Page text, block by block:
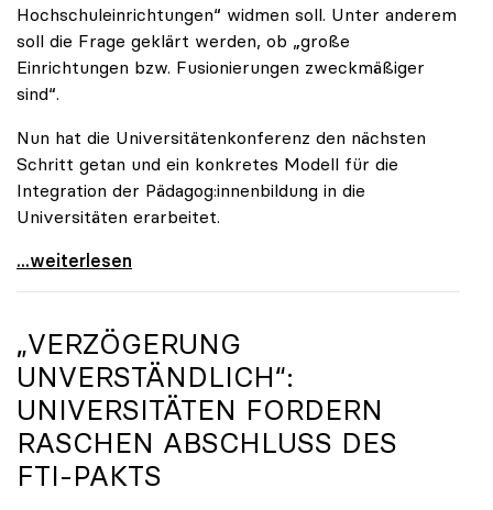
Hochschuleinrichtungen“ widmen soll. Unter anderem
soll die Frage geklärt werden, ob „große
Einrichtungen bzw. Fusionierungen zweckmäßiger
sind“.
Nun hat die Universitätenkonferenz den nächsten
Schritt getan und ein konkretes Modell für die
Integration der Pädagog:innenbildung in die
Universitäten erarbeitet.
Schools of Education an den Universitäten: Für
...weiterlesen
„VERZÖGERUNG
UNVERSTÄNDLICH“:
UNIVERSITÄTEN FORDERN
RASCHEN ABSCHLUSS DES
FTI-PAKTS